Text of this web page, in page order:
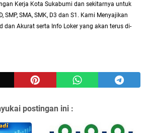
Kerja Kota Sukabumi dan sekitarnya untuk
SMP, SMA, SMK, D3 dan S1. Kami Menyajikan
dan Akurat serta Info Loker yang akan terus di-
postingan ini :